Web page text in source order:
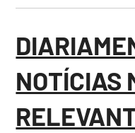
NOTÍCIAS